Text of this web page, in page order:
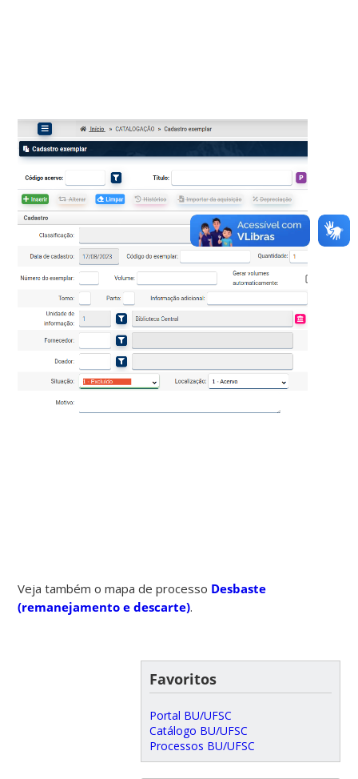
Veja também o mapa de processo Desbaste
(remanejamento e descarte).
Favoritos
Portal BU/UFSC
Catálogo BU/UFSC
Processos BU/UFSC